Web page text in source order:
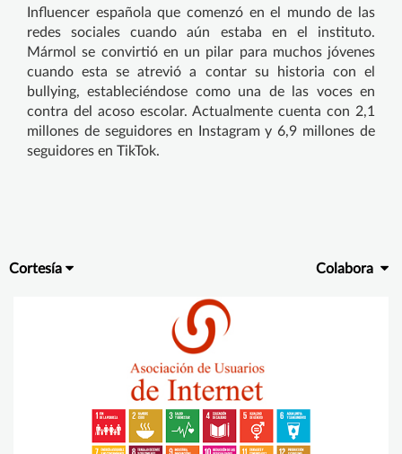
Influencer española que comenzó en el mundo de las
redes sociales cuando aún estaba en el instituto.
Mármol se convirtió en un pilar para muchos jóvenes
cuando esta se atrevió a contar su historia con el
bullying, estableciéndose como una de las voces en
contra del acoso escolar. Actualmente cuenta con 2,1
millones de seguidores en Instagram y 6,9 millones de
seguidores en TikTok.
Cortesía Colabora